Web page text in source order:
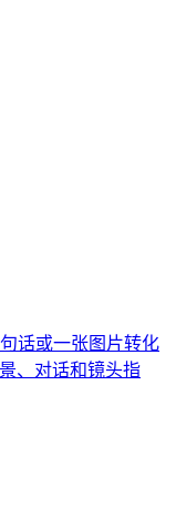
话或一张图片转化
、对话和镜头指